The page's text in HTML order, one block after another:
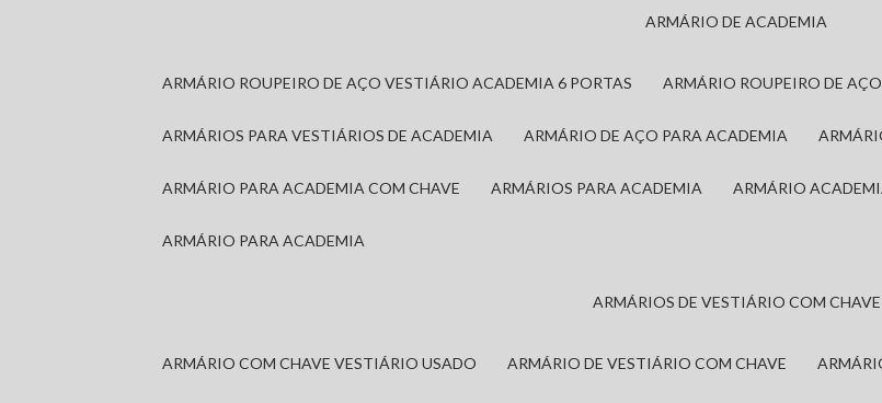
ARMÁRIO DE ACADEMIA
ARMÁRIO ROUPEIRO DE AÇO VESTIÁRIO ACADEMIA 6 PORTAS ARMÁRIO ROUPEIRO DE
ARMÁRIOS PARA VESTIÁRIOS DE ACADEMIA ARMÁRIO DE AÇO PARA ACADEMIA
ARMÁRIO PARA ACADEMIA COM CHAVE ARMÁRIOS PARA ACADEMIA ARMÁRIO
ARMÁRIO PARA ACADEMIA
ARMÁRIOS DE VESTIÁRIO COM CHAVE
ARMÁRIO COM CHAVE VESTIÁRIO USADO ARMÁRIO DE VESTIÁRIO COM CHAVE